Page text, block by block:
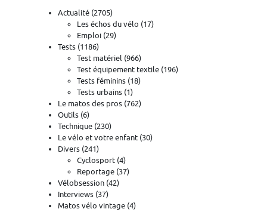
Actualité (2705)
Les échos du vélo (17)
Emploi (29)
Tests (1186)
Test matériel (966)
Test équipement textile (196)
Tests féminins (18)
Tests urbains (1)
Le matos des pros (762)
Outils (6)
Technique (230)
Le vélo et votre enfant (30)
Divers (241)
Cyclosport (4)
Reportage (37)
Vélobsession (42)
Interviews (37)
Matos vélo vintage (4)